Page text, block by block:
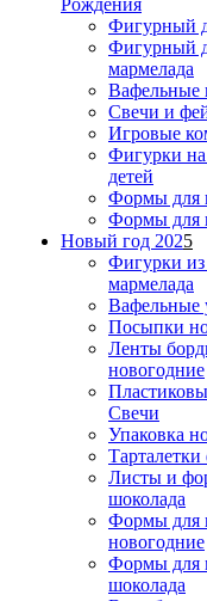
Фигурный
Фигурный
мармелада
Вафельные
Свечи и
Игровые
Фигурки
детей
Формы для
Формы для
Новый год 2025
Фигурки из
мармелада
Вафельные
Посыпки
Ленты
новогодние
Свечи
Упаковка
Листы и
шоколада
Формы для
новогодние
Формы для
шоколада